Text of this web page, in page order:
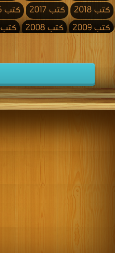
كتب 2018
كتب 2017 كتب 2016
كتب 2009
كتب 2008 كتب 2007
كتب 2001
كتب 1992
كتب 1991 كتب 1990
كتب 1983
كتب 1982 كتب 1981
كتب 1974
كتب 1973 كتب 1972
كتب 1956
كتب 1955 كتب 1954